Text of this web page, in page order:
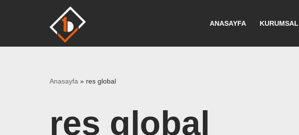
ANASAYFA KURUMSAL
Anasayfa » res global
res global